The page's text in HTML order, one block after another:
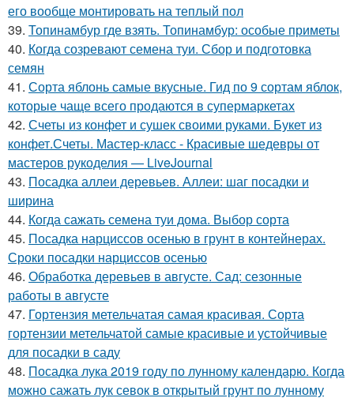
его вообще монтировать на теплый пол
39. Топинамбур где взять. Топинамбур: особые приметы
40. Когда созревают семена туи. Сбор и подготовка
семян
41. Сорта яблонь самые вкусные. Гид по 9 сортам яблок,
которые чаще всего продаются в супермаркетах
42. Счеты из конфет и сушек своими руками. Букет из
конфет.Счеты. Мастер-класс - Красивые шедевры от
мастеров рукоделия — LiveJournal
43. Посадка аллеи деревьев. Аллеи: шаг посадки и
ширина
44. Когда сажать семена туи дома. Выбор сорта
45. Посадка нарциссов осенью в грунт в контейнерах.
Сроки посадки нарциссов осенью
46. Обработка деревьев в августе. Сад: сезонные
работы в августе
47. Гортензия метельчатая самая красивая. Сорта
гортензии метельчатой самые красивые и устойчивые
для посадки в саду
48. Посадка лука 2019 году по лунному календарю. Когда
можно сажать лук севок в открытый грунт по лунному